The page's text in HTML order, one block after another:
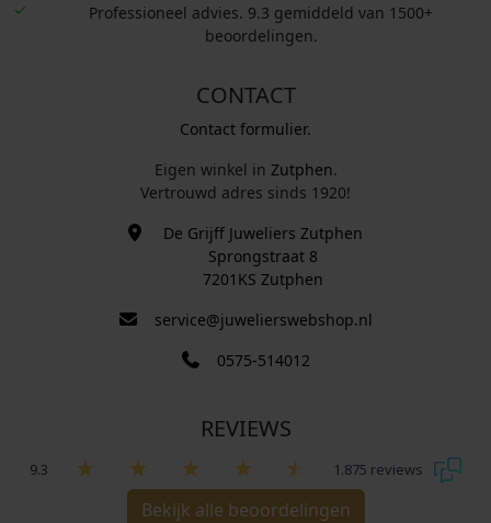
Professioneel advies. 9.3 gemiddeld van 1500+
beoordelingen.
CONTACT
Contact formulier.
Eigen winkel in Zutphen.
Vertrouwd adres sinds 1920!
De Grijff Juweliers Zutphen
Sprongstraat 8
7201KS Zutphen
service@juwelierswebshop.nl
0575-514012
REVIEWS
9.3 1.875 reviews
Bekijk alle beoordelingen